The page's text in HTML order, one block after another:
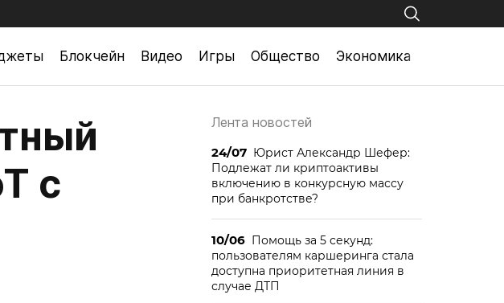
Блокчейн Видео Игры Общество Экономика
с
Лента новостей
24/07 Юрист Александр Шефер:
Подлежат ли криптоактивы
включению в конкурсную массу
при банкротстве?
10/06 Помощь за 5 секунд:
пользователям каршеринга стала
доступна приоритетная линия в
случае ДТП